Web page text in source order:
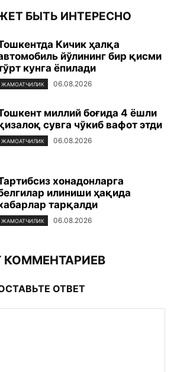
БЫТЬ ИНТЕРЕСНО
Кичик ҳалқа
йўлининг бир қисми
кунга ёпилади
ЖАМОАТЧИЛИК 06.08.2026
миллий боғида 4 ёшли
сувга чўкиб вафот этди
ЖАМОАТЧИЛИК 06.08.2026
хонадонларга
илиниши ҳақида
тарқалди
ЖАМОАТЧИЛИК 06.08.2026
КОММЕНТАРИЕВ
ОТВЕТ